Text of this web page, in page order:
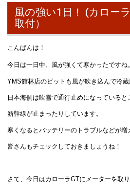
風の強い1日！ (カロー
取付）
こんばんは！
今日は一日中、風が強くて寒かったですね。
YMS館林店のピットも風が吹き込んで冷蔵
日本海側は吹雪で通行止めになっていると
新幹線が止まったりしています。
寒くなるとバッテリーのトラブルなどが増
皆さんもチェックしておきましょうね！
さて、今日はカローラGTにメーターを取り